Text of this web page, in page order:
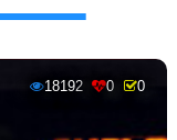
18192 0 0